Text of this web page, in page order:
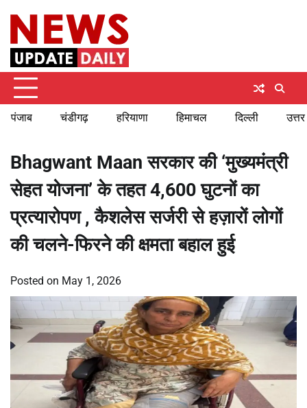
content
पंजाब चंडीगढ़ हरियाणा हिमाचल दिल्ली
Bhagwant Maan सरकार की ‘मुख्यमंत्री
सेहत योजना’ के तहत 4,600 घुटनों का
प्रत्यारोपण , कैशलेस सर्जरी से हज़ारों लोगों
की चलने-फिरने की क्षमता बहाल हुई
Posted on May 1, 2026